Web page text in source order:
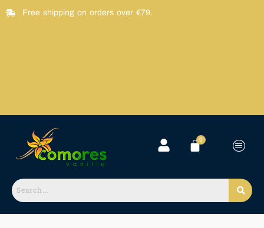
Skip
Free shipping on orders over €79.